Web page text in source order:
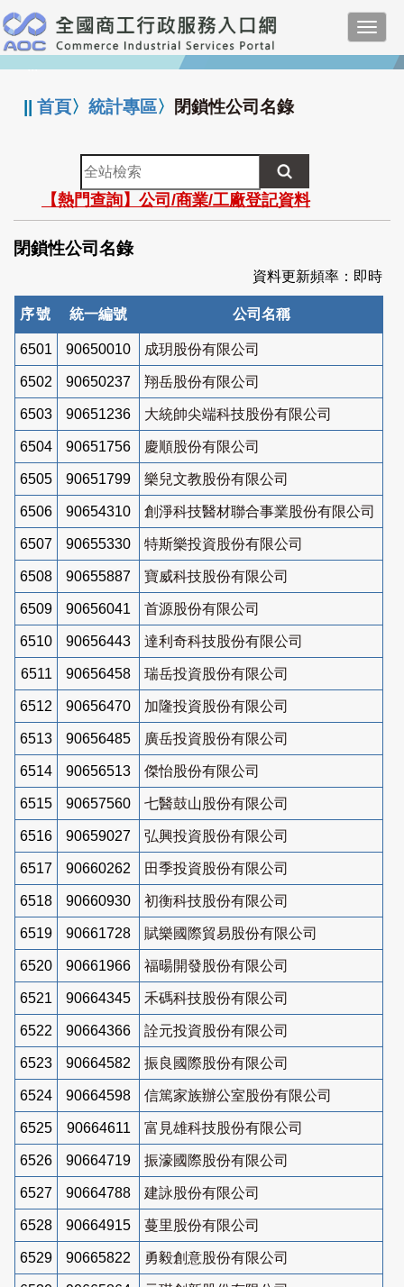
跳
到
主
要
:::
||首頁〉統計專區〉 閉鎖性公司名錄
全
站
檢
索
【熱門查詢】公司/商業/工廠登記資料
閉鎖性公司名錄
資料更新頻率：即時
序號 統一編號 公司名稱
6501 90650010 成玥股份有限公司
6502 90650237 翔岳股份有限公司
6503 90651236 大統帥尖端科技股份有限公司
6504 90651756 慶順股份有限公司
6505 90651799 樂兒文教股份有限公司
6506 90654310 創淨科技醫材聯合事業股份有限公司
6507 90655330 特斯樂投資股份有限公司
6508 90655887 寶威科技股份有限公司
6509 90656041 首源股份有限公司
6510 90656443 達利奇科技股份有限公司
6511 90656458 瑞岳投資股份有限公司
6512 90656470 加隆投資股份有限公司
6513 90656485 廣岳投資股份有限公司
6514 90656513 傑怡股份有限公司
6515 90657560 七醫鼓山股份有限公司
6516 90659027 弘興投資股份有限公司
6517 90660262 田季投資股份有限公司
6518 90660930 初衡科技股份有限公司
6519 90661728 賦樂國際貿易股份有限公司
6520 90661966 福暘開發股份有限公司
6521 90664345 禾碼科技股份有限公司
6522 90664366 詮元投資股份有限公司
6523 90664582 振良國際股份有限公司
6524 90664598 信篤家族辦公室股份有限公司
6525 90664611 富見雄科技股份有限公司
6526 90664719 振濠國際股份有限公司
6527 90664788 建詠股份有限公司
6528 90664915 蔓里股份有限公司
6529 90665822 勇毅創意股份有限公司